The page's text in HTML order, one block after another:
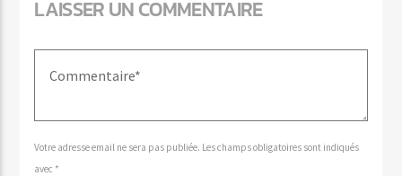
LAISSER UN COMMENTAIRE
Votre adresse email ne sera pas publiée. Les champs obligatoires sont indiqués
avec *